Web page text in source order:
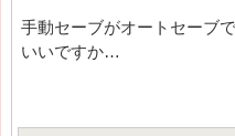
手動セーブがオートセーブ
いいですか…